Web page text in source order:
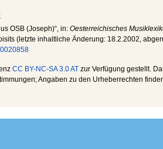
OSB (Joseph)“, in: Oesterreichisches
(letzte inhaltliche Änderung: 18.2.2002 ,
CC BY-NC-SA 3.0 AT zur Verfügung gestellt.
Angaben zu den Urheberrechten